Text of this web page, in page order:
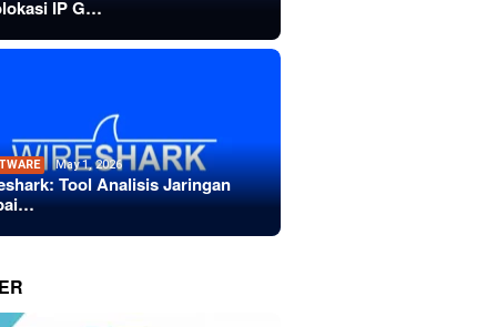
IP G…
May 1, 2026
Tool Analisis Jaringan